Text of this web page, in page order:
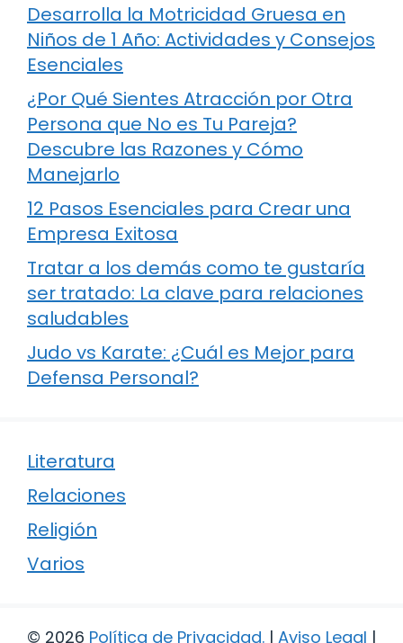
Desarrolla la Motricidad Gruesa en
Niños de 1 Año: Actividades y Consejos
Esenciales
¿Por Qué Sientes Atracción por Otra
Persona que No es Tu Pareja?
Descubre las Razones y Cómo
Manejarlo
12 Pasos Esenciales para Crear una
Empresa Exitosa
Tratar a los demás como te gustaría
ser tratado: La clave para relaciones
saludables
Judo vs Karate: ¿Cuál es Mejor para
Defensa Personal?
Literatura
Relaciones
Religión
Varios
© 2026 Política de Privacidad. | Aviso Legal |